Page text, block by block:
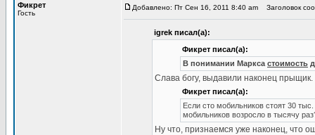
Фикрет
Гость
Добавлено: Пт Сен 16, 2011 8:40 am Заголовок
igrek писал(а):
Фикрет писал(а):
В понимании Маркса стоимость
Слава богу, выдавили наконец
Фикрет писал(а):
Если сто мобильников стоят 30
мобильников возросло в тысячу
Ну что, признаемся уже наконец, что